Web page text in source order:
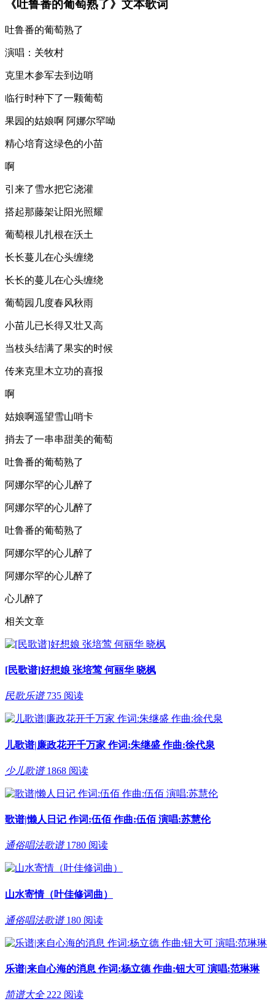
《吐鲁番的葡萄熟了》文本歌词
吐鲁番的葡萄熟了
演唱：关牧村
克里木参军去到边哨
临行时种下了一颗葡萄
果园的姑娘啊 阿娜尔罕呦
精心培育这绿色的小苗
啊
引来了雪水把它浇灌
搭起那藤架让阳光照耀
葡萄根儿扎根在沃土
长长蔓儿在心头缠绕
长长的蔓儿在心头缠绕
葡萄园几度春风秋雨
小苗儿已长得又壮又高
当枝头结满了果实的时候
传来克里木立功的喜报
啊
姑娘啊遥望雪山哨卡
捎去了一串串甜美的葡萄
吐鲁番的葡萄熟了
阿娜尔罕的心儿醉了
阿娜尔罕的心儿醉了
吐鲁番的葡萄熟了
阿娜尔罕的心儿醉了
阿娜尔罕的心儿醉了
心儿醉了
相关文章
[民歌谱]好想娘 张培莺 何丽华 晓枫
民歌乐谱 735 阅读
儿歌谱|廉政花开千万家 作词:朱继盛 作曲:徐代泉
少儿歌谱 1868 阅读
歌谱|懒人日记 作词:伍佰 作曲:伍佰 演唱:苏慧伦
通俗唱法歌谱 1780 阅读
山水寄情（叶佳修词曲）
通俗唱法歌谱 180 阅读
乐谱|来自心海的消息 作词:杨立德 作曲:钮大可 演唱:范琳琳
简谱大全 222 阅读